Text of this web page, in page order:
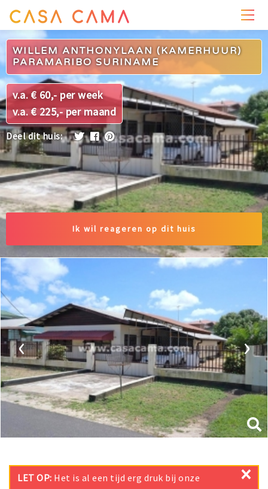
PRIJZEN WONING
WILLEM ANTHONYLAAN (KAMERHUUR)
PARAMARIBO SURINAME
v.a. € 60,- per week
v.a. € 225,- per maand
Deel dit huis:
Ik wil reageren op dit huis
‹ ›
×
LET OP: Het is al een tijd erg druk bij onze